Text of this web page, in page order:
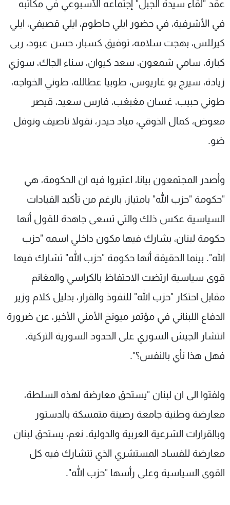
عقد "لقاء سيدة الجبل" إجتماعه الأسبوعي في مكاتبه
في الأشرفية، في حضور ايلي حاطوم، ايلي قصيفي، ايلي
كيرللس، بهجت سلامه، توفيق كسبار، حسن عبود، ربى
كبارة، سامي شمعون، سعد كيوان، سناء الجاك، سوزي
زيادة، سيرج بو غاريوس، طوبيا عطالله، طوني الخواجه،
طوني حبيب، غسان مغبغب، فارس سعيد، قيصر
معوض، كمال الذوقي، مياد حيدر، نقولا ناصيف ونوفل
ضو.
وأصدر المجتمعون بيانا، اعتبروا فيه ان الحكومة، هي
"حكومة "حزب الله" بامتياز، بالرغم من تأكيد القيادات
السياسية عكس ذلك والتي تسعى جاهدة للقول أنها
حكومة لبنان، يشارك فيها مكون داخلي اسمه "حزب
الله". بينما الحقيقة أنها حكومة "حزب الله" تشارك فيها
قوى سياسية ارتضت الاحتفاظ بالكراسي والمغانم
مقابل احتكار "حزب الله" للنفوذ والقرار، بدليل كلام وزير
الدفاع اللبناني في مؤتمر ميونخ الأمني الأخير، عن ضرورة
انتشار الجيش السوري على الحدود السورية التركية.
فهل هذا نأي بالنفس؟".
ولفتوا الى ان لبنان "يستحق معارضة لهذه السلطة،
معارضة وطنية جامعة رصينة متمسكة بالدستور
وبالقرارات الشرعية العربية والدولية. نعم، يستحق لبنان
معارضة للفساد المستشري الذي تتشارك فيه كل
القوى السياسية وعلى رأسها "حزب الله".
عن MTV
الإنـتـاج
لاعلاناتكم
وظائف
تواصل معنا
شروط الإسـتخدام
سياسة الخصوصية